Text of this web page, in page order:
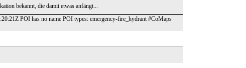
bekannt, die damit etwas anfängt...
POI has no name POI types: emergency-fire_hydrant #CoMaps